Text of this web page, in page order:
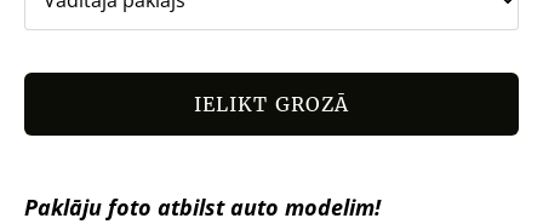
IELIKT GROZĀ
Paklāju foto atbilst auto modelim!